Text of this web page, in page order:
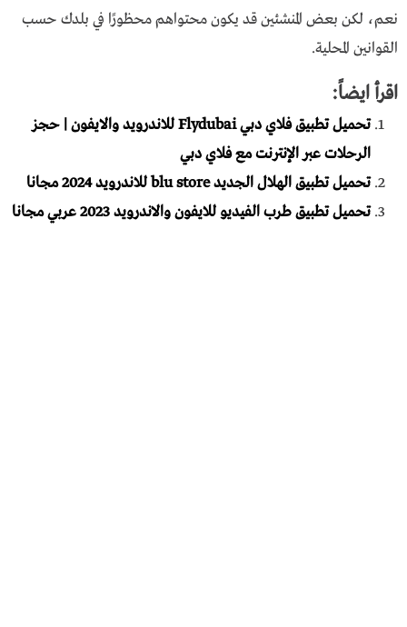
نعم، لكن بعض المنشئين قد يكون محتواهم محظورًا في بلدك حسب
القوانين المحلية.
اقرأ ايضاً:
تحميل تطبيق فلاي دبي Flydubai للاندرويد والايفون | حجز
الرحلات عبر الإنترنت مع فلاي دبي
تحميل تطبيق الهلال الجديد blu store للاندرويد 2024 مجانا
تحميل تطبيق طرب الفيديو للايفون والاندرويد 2023 عربي مجانا